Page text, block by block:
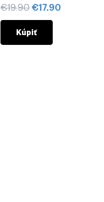
€19.90Pôvodná
cena
bola:
€19.90.
€17.90
Kúpiť